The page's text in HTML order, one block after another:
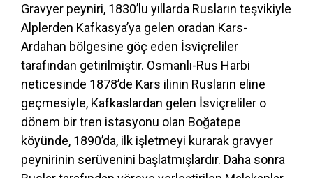
Gravyer peyniri, 1830’lu yıllarda Rusların teşvikiyle
Alplerden Kafkasya’ya gelen oradan Kars-
Ardahan bölgesine göç eden İsviçreliler
tarafından getirilmiştir. Osmanlı-Rus Harbi
neticesinde 1878’de Kars ilinin Rusların eline
geçmesiyle, Kafkaslardan gelen İsviçreliler o
dönem bir tren istasyonu olan Boğatepe
köyünde, 1890’da, ilk işletmeyi kurarak gravyer
peynirinin serüvenini başlatmışlardır. Daha sonra